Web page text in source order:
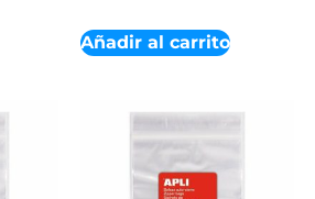
Añadir al carrito